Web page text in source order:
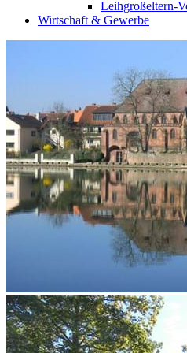
Leihgroßeltern-
Wirtschaft & Gewerbe